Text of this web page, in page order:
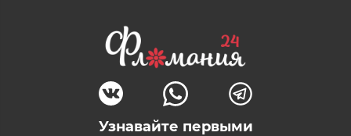
Узнавайте первыми